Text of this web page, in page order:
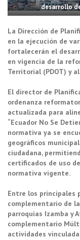
desarrollo
La Dirección de
en la ejecución de
fortalecerán el
en vigencia de la
Territorial (PDOT) y
El director de
ordenanza
actualizada para
“Ecuador No Se
normativa ya se
geográficos
ciudadana,
certificados de uso
normativa vigente.
Entre los principales
complementario de
parroquias Izamba y
complementario
actividades